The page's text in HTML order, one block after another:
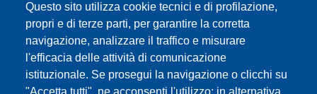
Questo sito utilizza cookie tecnici e di profilazione,
propri e di terze parti, per garantire la corretta
navigazione, analizzare il traffico e misurare
l'efficacia delle attività di comunicazione
istituzionale. Se prosegui la navigazione o clicchi su
"Accetta tutti", ne acconsenti l'utilizzo; in alternativa,
URP | Ufficio Relazioni con il Pubblico
Sedi
Mappa del sito